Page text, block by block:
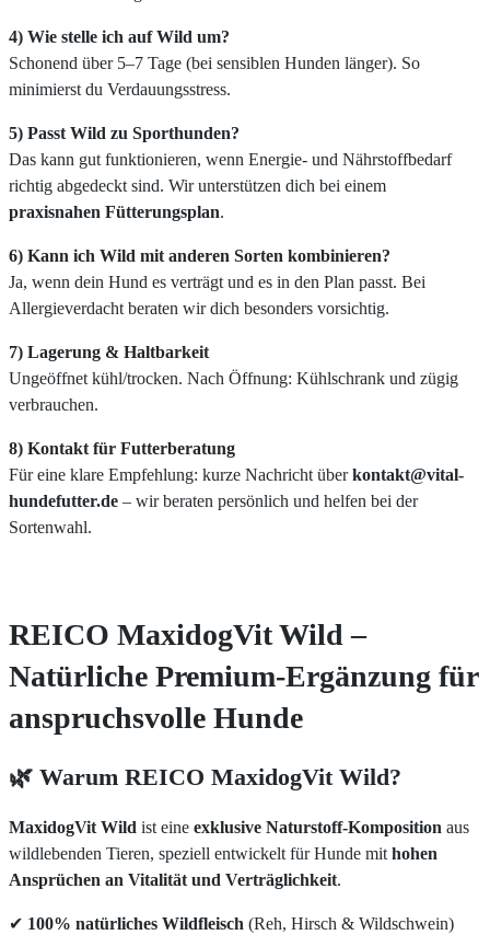
4) Wie stelle ich auf Wild um?
Schonend über 5–7 Tage (bei sensiblen Hunden länger). So
minimierst du Verdauungsstress.
5) Passt Wild zu Sporthunden?
Das kann gut funktionieren, wenn Energie- und Nährstoffbedarf
richtig abgedeckt sind. Wir unterstützen dich bei einem
praxisnahen Fütterungsplan.
6) Kann ich Wild mit anderen Sorten kombinieren?
Ja, wenn dein Hund es verträgt und es in den Plan passt. Bei
Allergieverdacht beraten wir dich besonders vorsichtig.
7) Lagerung & Haltbarkeit
Ungeöffnet kühl/trocken. Nach Öffnung: Kühlschrank und zügig
verbrauchen.
8) Kontakt für Futterberatung
Für eine klare Empfehlung: kurze Nachricht überkontakt@vital-
hundefutter.de – wir beraten persönlich und helfen bei der
Sortenwahl.
REICO MaxidogVit Wild –
Natürliche Premium-Ergänzung für
anspruchsvolle Hunde
🌿 Warum REICO MaxidogVit Wild?
MaxidogVit Wild ist eine exklusive Naturstoff-Komposition aus
wildlebenden Tieren, speziell entwickelt für Hunde mit hohen
Ansprüchen an Vitalität und Verträglichkeit.
✔ 100% natürliches Wildfleisch (Reh, Hirsch & Wildschwein)